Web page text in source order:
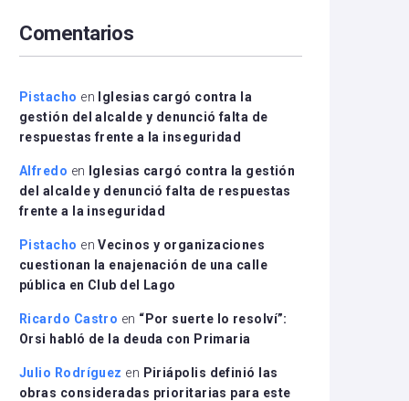
disminuir
el
Comentarios
Pistacho en
Iglesias cargó contra la
gestión del alcalde y denunció falta de
respuestas frente a la inseguridad
Alfredo en
Iglesias cargó contra la gestión
del alcalde y denunció falta de respuestas
frente a la inseguridad
Pistacho enVecinos y organizaciones
cuestionan la enajenación de una calle
pública en Club del Lago
Ricardo Castro en “Por suerte lo resolví”:
Orsi habló de la deuda con Primaria
Julio Rodríguez en Piriápolis definió las
obras consideradas prioritarias para este